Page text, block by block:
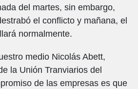
del martes, sin embargo,
el conflicto y mañana, el
normalmente.
medio Nicolás Abett,
la Unión Tranviarios del
de las empresas es que